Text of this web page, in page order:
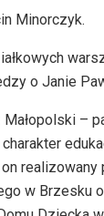
Minorczyk.
o Janie
–
charakter
w Brzesku